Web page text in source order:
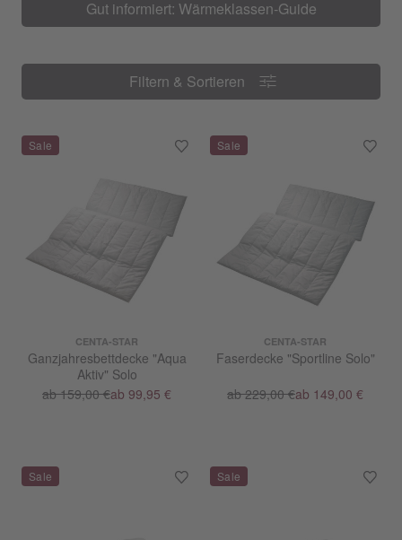
Gut informiert: Wärmeklassen-Guide
Filtern & Sortieren
Filtern & Sortieren
CENTA-STAR
Ganzjahresbettdecke "Aqua
Aktiv" Solo
ab 159,00 €ab 99,95 €
CENTA-STAR
Faserdecke "Sportline Solo"
ab 229,00 €ab 149,00 €